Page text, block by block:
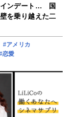
インデート… 国
を乗り越えた二
#アメリカ
恋愛